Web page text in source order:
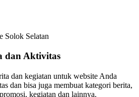
dan Aktivitas
dan kegiatan untuk website Anda
dan bisa juga membuat kategori berita,
kegiatan dan lainnya.